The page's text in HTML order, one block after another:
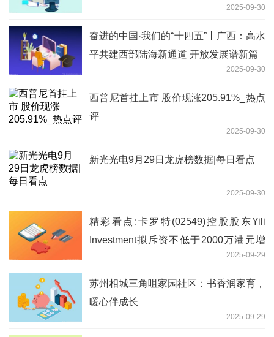
2025-09-30
奋进的中国·我们的“十四五”丨广西：高水
平共建西部陆海新通道 开放发展谱新篇
2025-09-30
西普尼首挂上市 股价现涨205.91%_热点
评
2025-09-30
新光光电9月29日龙虎榜数据|每日看点
2025-09-30
精彩看点:卡罗特(02549)控股股东Yili
Investment拟斥资不低于2000万港元增
2025-09-29
苏州相城三角咀家园社区：书香润家育，
暖心伴成长
2025-09-29